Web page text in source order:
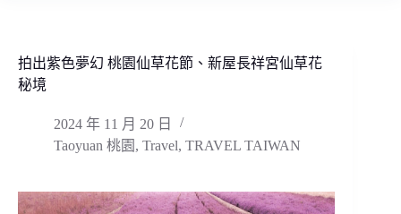
拍出紫色夢幻 桃園仙草花節、新屋長祥宮仙草花
秘境
2024 年 11 月 20 日
Taoyuan 桃園 , Travel, TRAVEL TAIWAN